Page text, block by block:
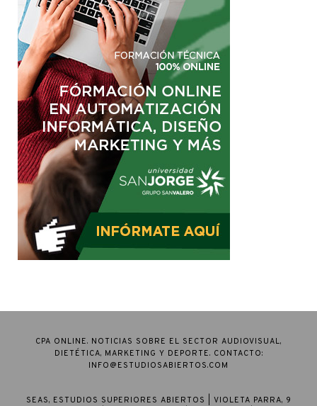
CPA ONLINE. NOTICIAS SOBRE EL SECTOR AUDIOVISUAL,
DIETÉTICA, MARKETING Y DEPORTE. CONTACTO:
INFO@ESTUDIOSABIERTOS.COM
SEAS, ESTUDIOS SUPERIORES ABIERTOS
| VIOLETA PARRA, 9